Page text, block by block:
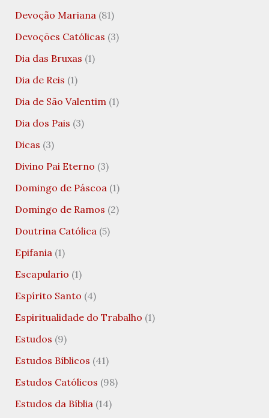
Devoção Mariana (81)
Devoções Católicas (3)
Dia das Bruxas (1)
Dia de Reis (1)
Dia de São Valentim (1)
Dia dos Pais (3)
Dicas (3)
Divino Pai Eterno (3)
Domingo de Páscoa (1)
Domingo de Ramos (2)
Doutrina Católica (5)
Epifania (1)
Escapulario (1)
Espírito Santo (4)
Espiritualidade do Trabalho (1)
Estudos (9)
Estudos Bíblicos (41)
Estudos Católicos (98)
Estudos da Bíblia (14)